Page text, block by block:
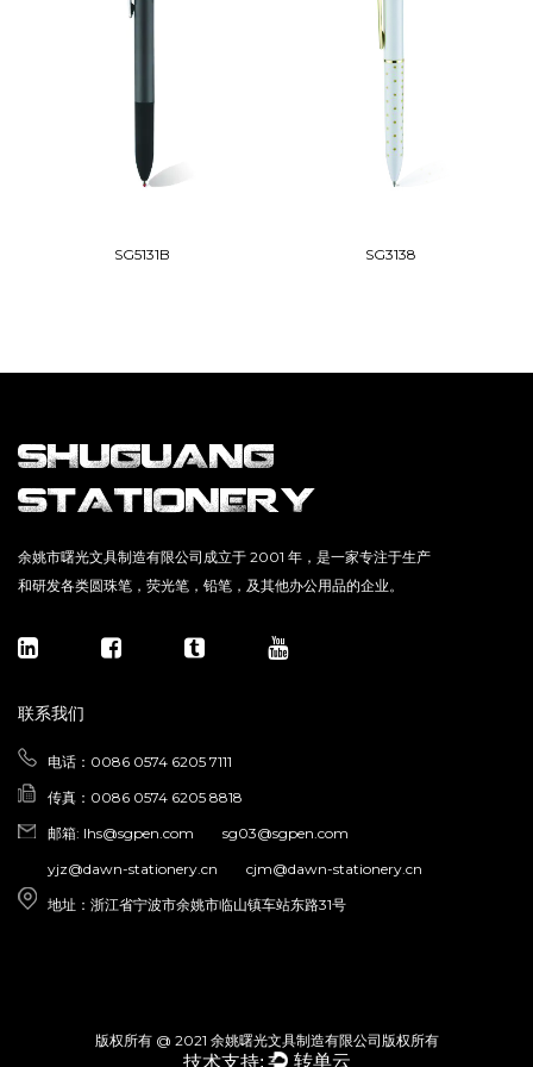
SG5131B SG3138
余姚市曙光文具制造有限公司成立于 2001 年，是一家专注于生产
和研发各类圆珠笔，荧光笔，铅笔，及其他办公用品的企业。
联系我们
电话：0086 0574 6205 7111
传真：0086 0574 6205 8818
邮箱: lhs@sgpen.com
sg03@sgpen.com
yjz@dawn-stationery.cn
cjm@dawn-stationery.cn
地址：浙江省宁波市余姚市临山镇车站东路31号
版权所有 @ 2021 余姚曙光文具制造有限公司版权所有